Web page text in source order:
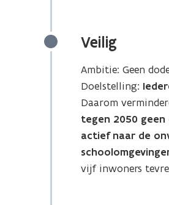
Veilig
Ambitie: Geen
Doelstelling:
Daarom
tegen 2050 geen
actief naar de
vijf inwoners